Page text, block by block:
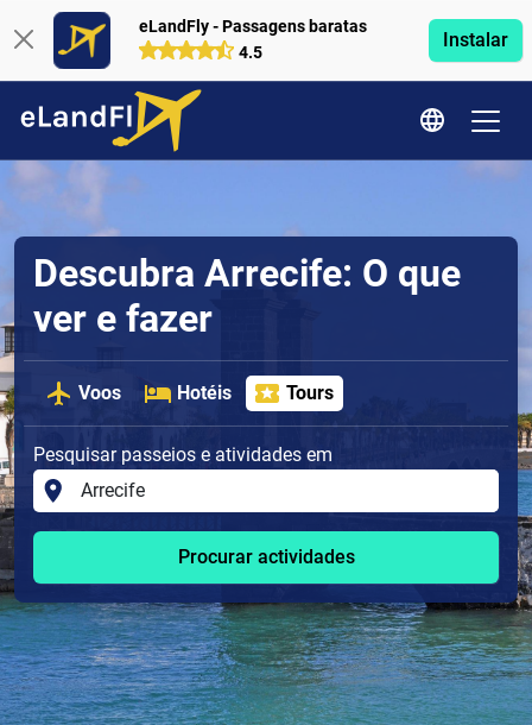
eLandFly - Passagens baratas
4.5
Instalar
Descubra Arrecife: O que
ver e fazer
Voos Hotéis Tours
Pesquisar passeios e atividades em
Procurar actividades